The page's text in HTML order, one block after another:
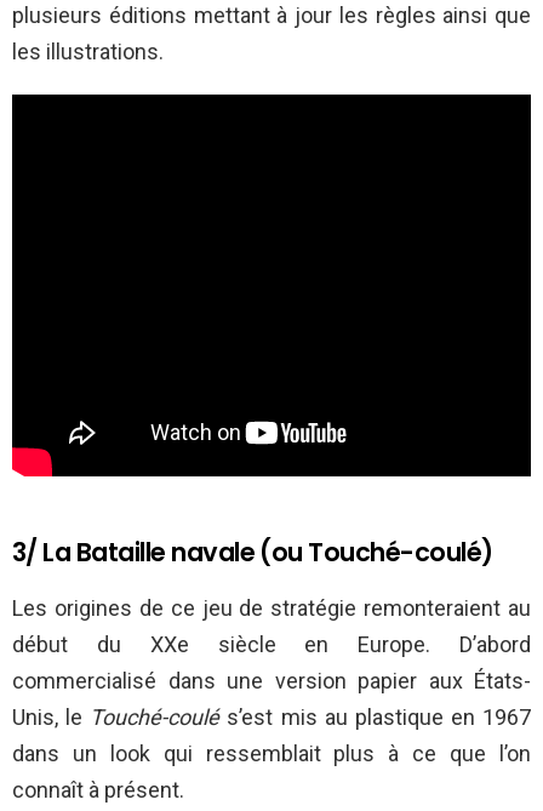
plusieurs éditions mettant à jour les règles ainsi que
les illustrations.
3/ La Bataille navale (ou Touché-coulé)
Les origines de ce jeu de stratégie remonteraient au
début du XXe siècle en Europe. D’abord
commercialisé dans une version papier aux États-
Unis, le Touché-coulé s’est mis au plastique en 1967
dans un look qui ressemblait plus à ce que l’on
connaît à présent.